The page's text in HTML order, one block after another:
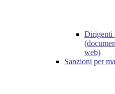
Dirigenti
web)
Sanzioni per